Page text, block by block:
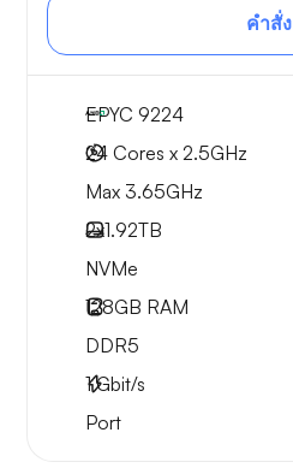
คำสั่ง
EPYC 9224
24 Cores x 2.5GHz
Max 3.65GHz
2x1.92TB
NVMe
128GB RAM
DDR5
1Gbit/s
Port